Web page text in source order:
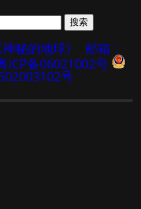
秘的地球》
邮箱：
ICP备06021002号
号